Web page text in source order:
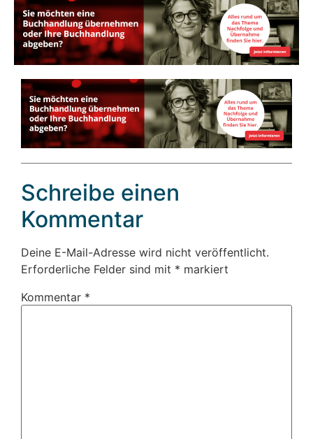
Schreibe einen
Kommentar
Deine E-Mail-Adresse wird nicht veröffentlicht.
Erforderliche Felder sind mit * markiert
Kommentar *